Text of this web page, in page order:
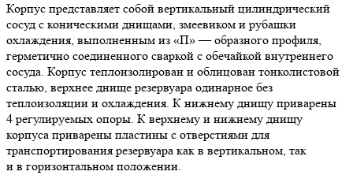
Корпус представляет собой вертикальный цилиндрический
сосуд с коническими днищами, змеевиком и рубашки
охлаждения, выполненным из «П» — образного профиля,
герметично соединенного сваркой с обечайкой внутреннего
сосуда. Корпус теплоизолирован и облицован тонколистовой
сталью, верхнее днище резервуара одинарное без
теплоизоляции и охлаждения. К нижнему днищу приварены
4 регулируемых опоры. К верхнему и нижнему днищу
корпуса приварены пластины с отверстиями для
транспортирования резервуара как в вертикальном, так
и в горизонтальном положении.